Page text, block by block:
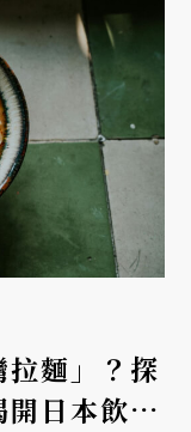
麵」？探
日本飲食